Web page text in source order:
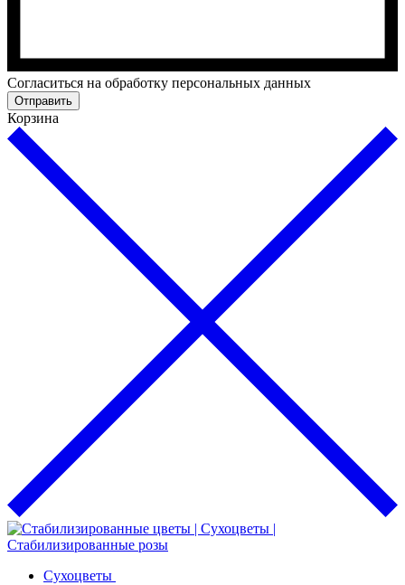
Cогласиться на обработку персональных данных
Отправить
Корзина
Сухоцветы